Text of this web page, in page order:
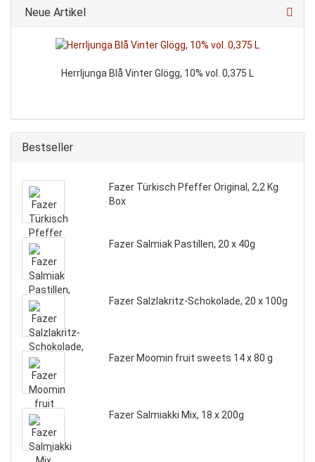
Neue Artikel
Herrljunga Blå Vinter Glögg, 10% vol. 0,375 L
Bestseller
Fazer Türkisch Pfeffer Original, 2,2 Kg
Box
Fazer Salmiak Pastillen, 20 x 40g
Fazer Salzlakritz-Schokolade, 20 x 100g
Fazer Moomin fruit sweets 14 x 80 g
Fazer Salmiakki Mix, 18 x 200g